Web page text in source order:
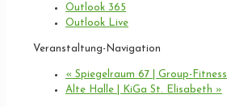
Outlook 365
Outlook Live
Veranstaltung-Navigation
« Spiegelraum 67 | Group-Fitness
Alte Halle | KiGa St. Elisabeth »